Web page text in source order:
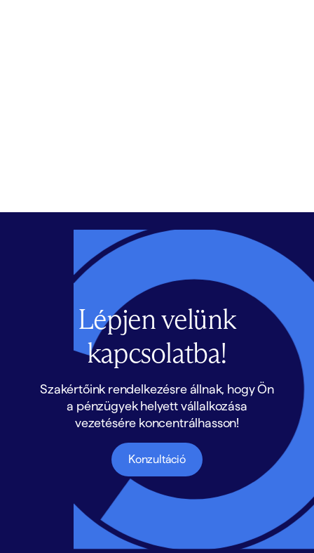
Lépjen velünk
kapcsolatba!
Szakértőink rendelkezésre állnak, hogy Ön
a pénzügyek helyett vállalkozása
vezetésére koncentrálhasson!
Konzultáció